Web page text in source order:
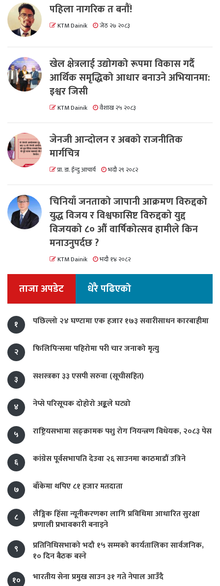
पहिला नागरिक त बनाैं!
KTM Dainik जेठ २७ २०८३
खेल क्षेत्रलाई उद्योगको रूपमा विकास गर्दै
आर्थिक समृद्धिको आधार बनाउने अभियानमा:
इश्वर जिसी
KTM Dainik वैशाख २५ २०८३
जेनजी आन्दोलन र अबको राजनीतिक
मार्गचित्र
प्रा. डा. ईन्दु आचार्य भदौ २९ २०८२
चिनियाँ जनताको जापानी आक्रमण विरुद्दको
युद्ध विजय र विश्वफासिष्ट विरुद्दको युद्द
विजयको ८० औं वार्षिकोत्सव हामीले किन
मनाउनुपर्दछ ?
KTM Dainik भदौ १४ २०८२
ताजा अपडेट धेरै पढिएको
१ पछिल्लो २४ घण्टामा एक हजार १७३ सवारीसाधन कारबाहीमा
२ फिलिपिन्समा पहिरोमा परी चार जनाको मृत्यु
३ सशस्त्रका ३३ एसपी सरुवा (सूचीसहित)
४ नेप्से परिसूचक दोहोरो अङ्कले घट्यो
५ राष्ट्रियसभामा सङ्क्रामक पशु रोग नियन्त्रण विधेयक, २०८३ पेस
६ कांग्रेस पूर्वसभापति देउवा २६ साउनमा काठमाडौं उत्रिने
७ बाँकेमा थपिए ८१ हजार मतदाता
८
लैङ्गिक हिंसा न्यूनीकरणका लागि प्रविधिमा आधारित सुरक्षा
प्रणाली प्रभावकारी बनाइने
९
प्रतिनिधिसभाको भदौ १५ सम्मको कार्यतालिका सार्वजनिक,
१० दिन बैठक बस्ने
१०
भारतीय सेना प्रमुख साउन ३१ गते नेपाल आउँदै